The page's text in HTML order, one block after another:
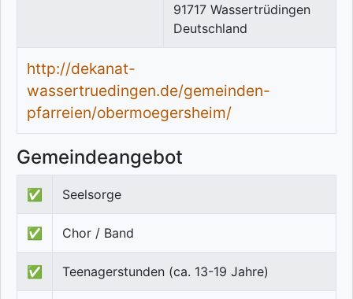
91717 Wassertrüdingen
Deutschland
http://dekanat-
wassertruedingen.de/gemeinden-
pfarreien/obermoegersheim/
Gemeindeangebot
✅ Seelsorge
✅ Chor / Band
✅ Teenagerstunden (ca. 13-19 Jahre)